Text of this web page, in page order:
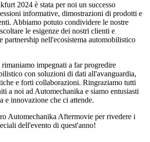
2024 è stata per noi un successo
informative, dimostrazioni di prodotti e
Abbiamo potuto condividere le nostre
le esigenze dei nostri clienti e
partnership nell'ecosistema automobilistico
impegnati a far progredire
con soluzioni di dati all'avanguardia,
e forti collaborazioni. Ringraziamo tutti
a noi ad Automechanika e siamo entusiasti
e innovazione che ci attende.
Automechanika Aftermovie per rivedere i
dell'evento di quest'anno!